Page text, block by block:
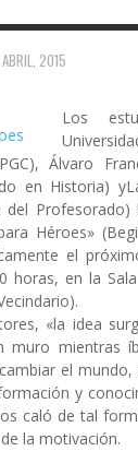
2015
Los
, Álvaro
en Historia) y
del Profesorado)
Héroes»
el
horas, en la
«la idea
muro mientras
el
y
caló de tal
la motivación.